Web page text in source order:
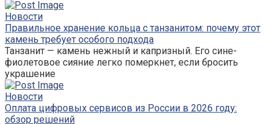
Новости
Правильное хранение кольца с танзанитом: почему этот
камень требует особого подхода
Танзанит — камень нежный и капризный. Его сине-
фиолетовое сияние легко померкнет, если бросить
украшение
Новости
Оплата цифровых сервисов из России в 2026 году:
обзор решений